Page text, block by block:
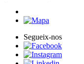
Segueix-nos